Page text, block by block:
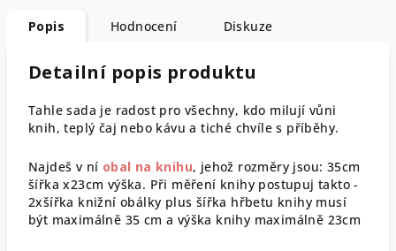
Popis Hodnocení Diskuze
Detailní popis produktu
Tahle sada je radost pro všechny, kdo milují vůni
knih, teplý čaj nebo kávu a tiché chvíle s příběhy.
Najdeš v ní obal na knihu, jehož rozměry jsou: 35cm
šířka x23cm výška. Při měření knihy postupuj takto -
2xšířka knižní obálky plus šířka hřbetu knihy musí
být maximálně 35 cm a výška knihy maximálně 23cm